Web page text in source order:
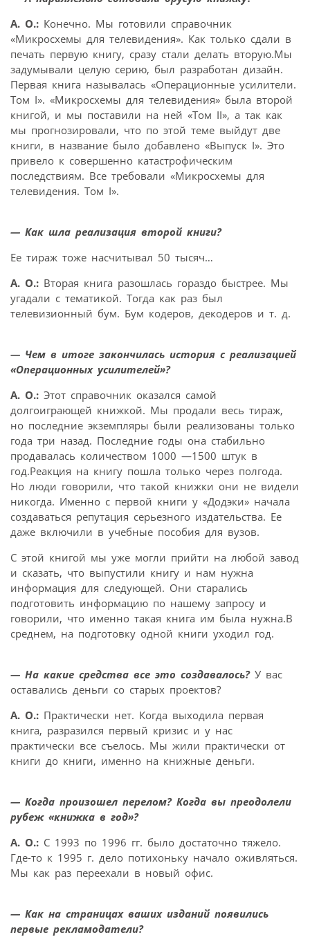
А. О.: Конечно. Мы готовили справочник
«Микросхемы для телевидения». Как только сдали в
печать первую книгу, сразу стали делать вторую.Мы
задумывали целую серию, был разработан дизайн.
Первая книга называлась «Операционные усилители.
Том I». «Микросхемы для телевидения» была второй
книгой, и мы поставили на ней «Том II», а так как
мы прогнозировали, что по этой теме выйдут две
книги, в название было добавлено «Выпуск I». Это
привело к совершенно катастрофическим
последствиям. Все требовали «Микросхемы для
телевидения. Том I».
— Как шла реализация второй книги?
Ее тираж тоже насчитывал 50 тысяч…
А. О.: Вторая книга разошлась гораздо быстрее. Мы
угадали с тематикой. Тогда как раз был
телевизионный бум. Бум кодеров, декодеров и т. д.
— Чем в итоге закончилась история с реализацией
«Операционных усилителей»?
А. О.: Этот справочник оказался самой
долгоиграющей книжкой. Мы продали весь тираж,
но последние экземпляры были реализованы только
года три назад. Последние годы она стабильно
продавалась количеством 1000 —1500 штук в
год.Реакция на книгу пошла только через полгода.
Но люди говорили, что такой книжки они не видели
никогда. Именно с первой книги у «Додэки» начала
создаваться репутация серьезного издательства. Ее
даже включили в учебные пособия для вузов.
С этой книгой мы уже могли прийти на любой завод
и сказать, что выпустили книгу и нам нужна
информация для следующей. Они старались
подготовить информацию по нашему запросу и
говорили, что именно такая книга им была нужна.В
среднем, на подготовку одной книги уходил год.
— На какие средства все это создавалось? У вас
оставались деньги со старых проектов?
А. О.: Практически нет. Когда выходила первая
книга, разразился первый кризис и у нас
практически все съелось. Мы жили практически от
книги до книги, именно на книжные деньги.
— Когда произошел перелом? Когда вы преодолели
рубеж «книжка в год»?
А. О.: С 1993 по 1996 гг. было достаточно тяжело.
Где-то к 1995 г. дело потихоньку начало оживляться.
Мы как раз переехали в новый офис.
— Как на страницах ваших изданий появились
первые рекламодатели?